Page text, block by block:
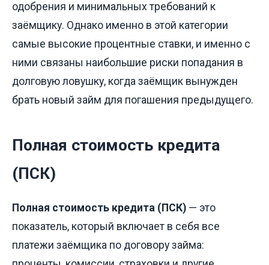
одобрения и минимальных требований к
заёмщику. Однако именно в этой категории
самые высокие процентные ставки, и именно с
ними связаны наибольшие риски попадания в
долговую ловушку, когда заёмщик вынужден
брать новый займ для погашения предыдущего.
Полная стоимость кредита
(ПСК)
Полная стоимость кредита (ПСК) — это
показатель, который включает в себя все
платежи заёмщика по договору займа: